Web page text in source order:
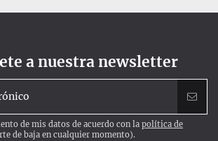
a nuestra newsletter
de mis datos de acuerdo con la política de
de baja en cualquier momento).